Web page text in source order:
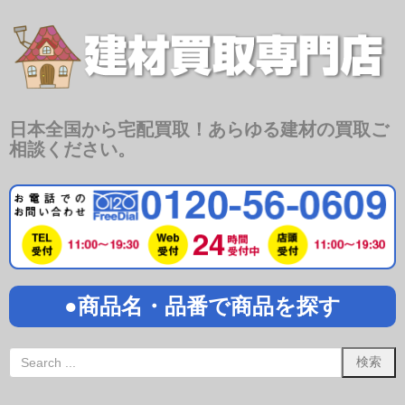
日本全国から宅配買取！あらゆる建材の買取ご
相談ください。
●商品名・品番で商品を探す